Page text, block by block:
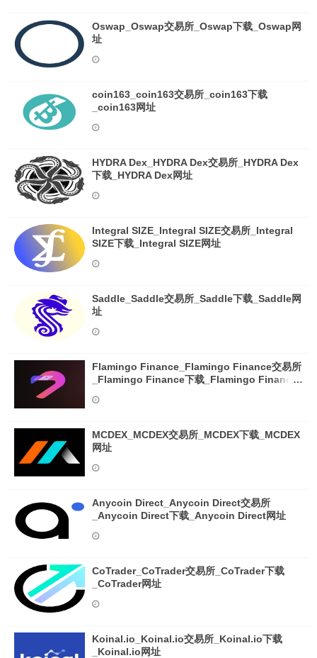
Oswap_Oswap交易所_Oswap下载_Oswap网
址
coin163_coin163交易所_coin163下载
_coin163网址
HYDRA Dex_HYDRA Dex交易所_HYDRA Dex
下载_HYDRA Dex网址
Integral SIZE_Integral SIZE交易所_Integral
SIZE下载_Integral SIZE网址
Saddle_Saddle交易所_Saddle下载_Saddle网
址
Flamingo Finance_Flamingo Finance交易所
_Flamingo Finance下载_Flamingo Finance
MCDEX_MCDEX交易所_MCDEX下载_MCDEX
网址
Anycoin Direct_Anycoin Direct交易所
_Anycoin Direct下载_Anycoin Direct网址
CoTrader_CoTrader交易所_CoTrader下载
_CoTrader网址
Koinal.io_Koinal.io交易所_Koinal.io下载
_Koinal.io网址